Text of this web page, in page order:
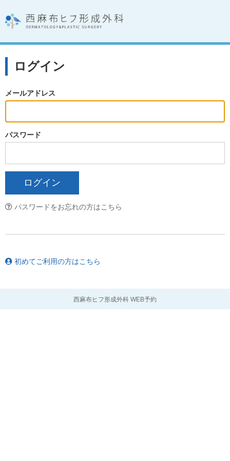
ログイン
メールアドレス
パスワード
パスワードをお忘れの方はこちら
初めてご利用の方はこちら
西麻布ヒフ形成外科 WEB予約